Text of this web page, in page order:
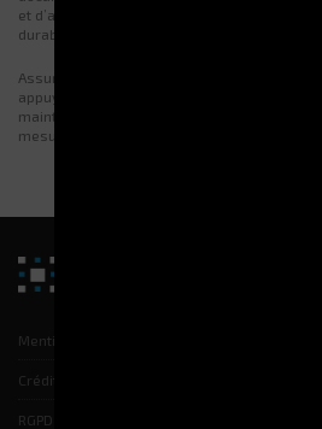
et d’accompagnement sur mesure. C’est la
durable et d’une exploitation sécurisée.
Assurez la fiabilité de vos équipements sur
appuyant sur l’expertise reconnue
maintenant notre équipe pour construire
mesure.
Mentions légales
Crédits
RGPD